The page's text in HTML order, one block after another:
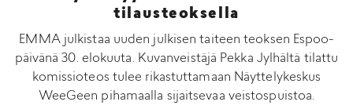
tilausteoksella
EMMA julkistaa uuden julkisen taiteen teoksen Espoo-
päivänä 30. elokuuta. Kuvanveistäjä Pekka Jylhältä tilattu
komissioteos tulee rikastuttamaan Näyttelykeskus
WeeGeen pihamaalla sijaitsevaa veistospuistoa.